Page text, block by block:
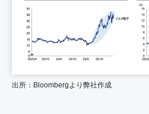
出所：Bloombergより弊社作成